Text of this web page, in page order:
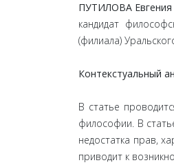
ПУТИЛОВА Евгения
кандидат
(филиала)
Контекстуальный
В статье
философии. В
недостатка прав,
приводит к